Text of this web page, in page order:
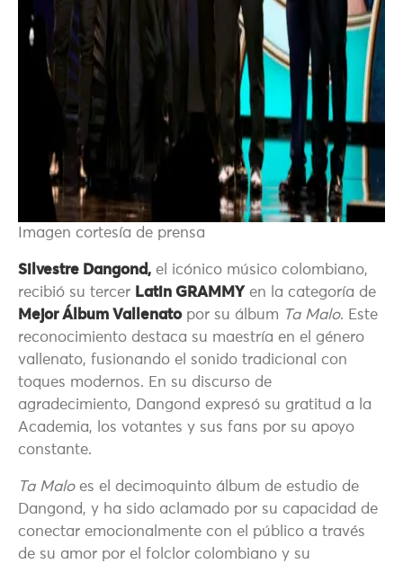
Imagen cortesía de prensa
Silvestre Dangond, el icónico músico colombiano,
recibió su tercer Latin GRAMMY en la categoría de
Mejor Álbum Vallenatopor su álbum Ta Malo. Este
reconocimiento destaca su maestría en el género
vallenato, fusionando el sonido tradicional con
toques modernos. En su discurso de
agradecimiento, Dangond expresó su gratitud a la
Academia, los votantes y sus fans por su apoyo
constante.
Ta Maloes el decimoquinto álbum de estudio de
Dangond, y ha sido aclamado por su capacidad de
conectar emocionalmente con el público a través
de su amor por el folclor colombiano y su